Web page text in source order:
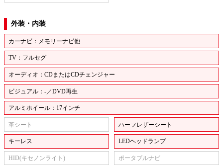
外装・内装
カーナビ：メモリーナビ他
TV：フルセグ
オーディオ：CDまたはCDチェンジャー
ビジュアル：-／DVD再生
アルミホイール：17インチ
革シート ハーフレザーシート
キーレス LEDヘッドランプ
HID(キセノンライト) ポータブルナビ